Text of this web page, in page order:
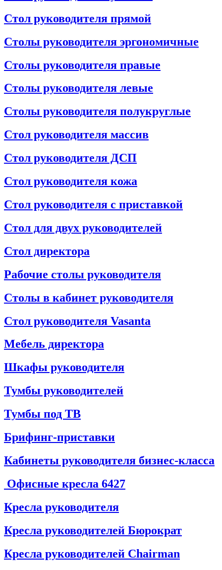
Стол руководителя прямой
Столы руководителя эргономичные
Столы руководителя правые
Столы руководителя левые
Столы руководителя полукруглые
Стол руководителя массив
Стол руководителя ДСП
Стол руководителя кожа
Стол руководителя с приставкой
Стол для двух руководителей
Стол директора
Рабочие столы руководителя
Столы в кабинет руководителя
Стол руководителя Vasanta
Мебель директора
Шкафы руководителя
Тумбы руководителей
Тумбы под ТВ
Брифинг-приставки
Кабинеты руководителя бизнес-класса
Офисные кресла 6427
Кресла руководителя
Кресла руководителей Бюрократ
Кресла руководителей Chairman